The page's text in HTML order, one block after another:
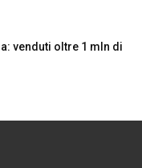
venduti oltre 1 mln di